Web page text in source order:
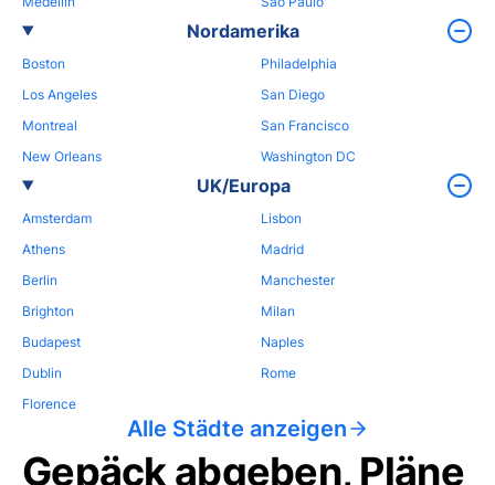
Nordamerika
Boston
Los Angeles
Montreal
New Orleans
Philadelphia
San Diego
San Francisco
Washington DC
UK/Europa
Amsterdam
Athens
Berlin
Brighton
Budapest
Dublin
Florence
Lisbon
Madrid
Manchester
Milan
Naples
Rome
Alle Städte anzeigen
Gepäck abgeben, Pläne